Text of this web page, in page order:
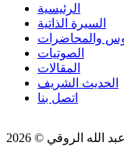
الرئيسية
السيرة الذاتية
والمحاضرات
الصوتيات
المقالات
الحديث الشريف
اتصل بنا
الروقي © 2026